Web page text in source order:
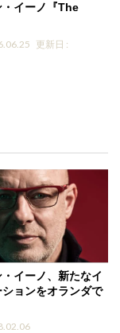
・イーノ『The
更新日 :
イーノ、新たなイ
ョンをオランダで